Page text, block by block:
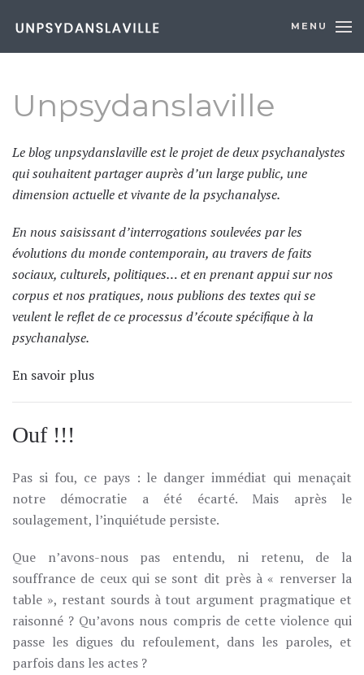
Skip to main content
MENU
Unpsydanslaville
Le blog unpsydanslaville est le projet de deux psychanalystes
qui souhaitent partager auprès d’un large public, une
dimension actuelle et vivante de la psychanalyse.
En nous saisissant d’interrogations soulevées par les
évolutions du monde contemporain, au travers de faits
sociaux, culturels, politiques… et en prenant appui sur nos
corpus et nos pratiques, nous publions des textes qui se
veulent le reflet de ce processus d’écoute spécifique à la
psychanalyse.
En savoir plus
Ouf !!!
Pas si fou, ce pays : le danger immédiat qui menaçait
notre démocratie a été écarté. Mais après le
soulagement, l’inquiétude persiste.
Que n’avons-nous pas entendu, ni retenu, de la
souffrance de ceux qui se sont dit près à « renverser la
table », restant sourds à tout argument pragmatique et
raisonné ? Qu’avons nous compris de cette violence qui
passe les digues du refoulement, dans les paroles, et
parfois dans les actes ?